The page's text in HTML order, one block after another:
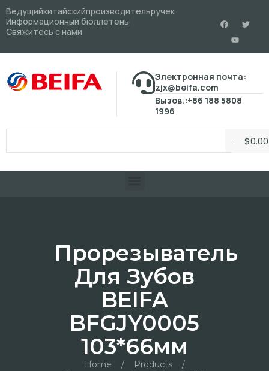
Ведущийкитайскийпроизводительручек
Информационный бюллетень
Свяжитесь с нами
Электронная почта:
zjx@beifa.com
Вызов.:+86 188 5808
1996
$0.00
Прорезыватель
Для Зубов
BEIFA
BFGJY0005
103*66мм
Home / Products
/